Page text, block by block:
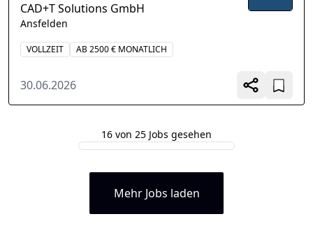
CAD+T Solutions GmbH
Ansfelden
VOLLZEIT AB 2500 € MONATLICH
30.06.2026
16 von 25 Jobs gesehen
Mehr Jobs laden